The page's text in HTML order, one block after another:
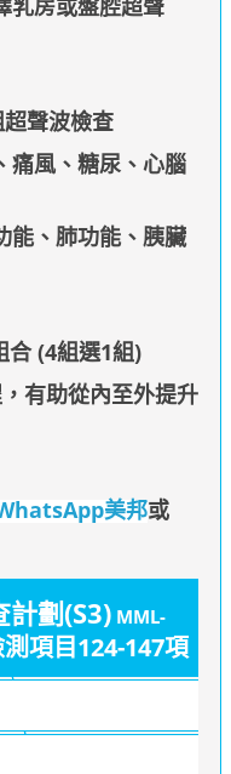
聲波檢查
痛風、糖尿、心腦
能、肺功能、胰臟
合 (4組選1組)
有助從內至外提升
美邦或
計劃(S3) MML-
項目124-147項